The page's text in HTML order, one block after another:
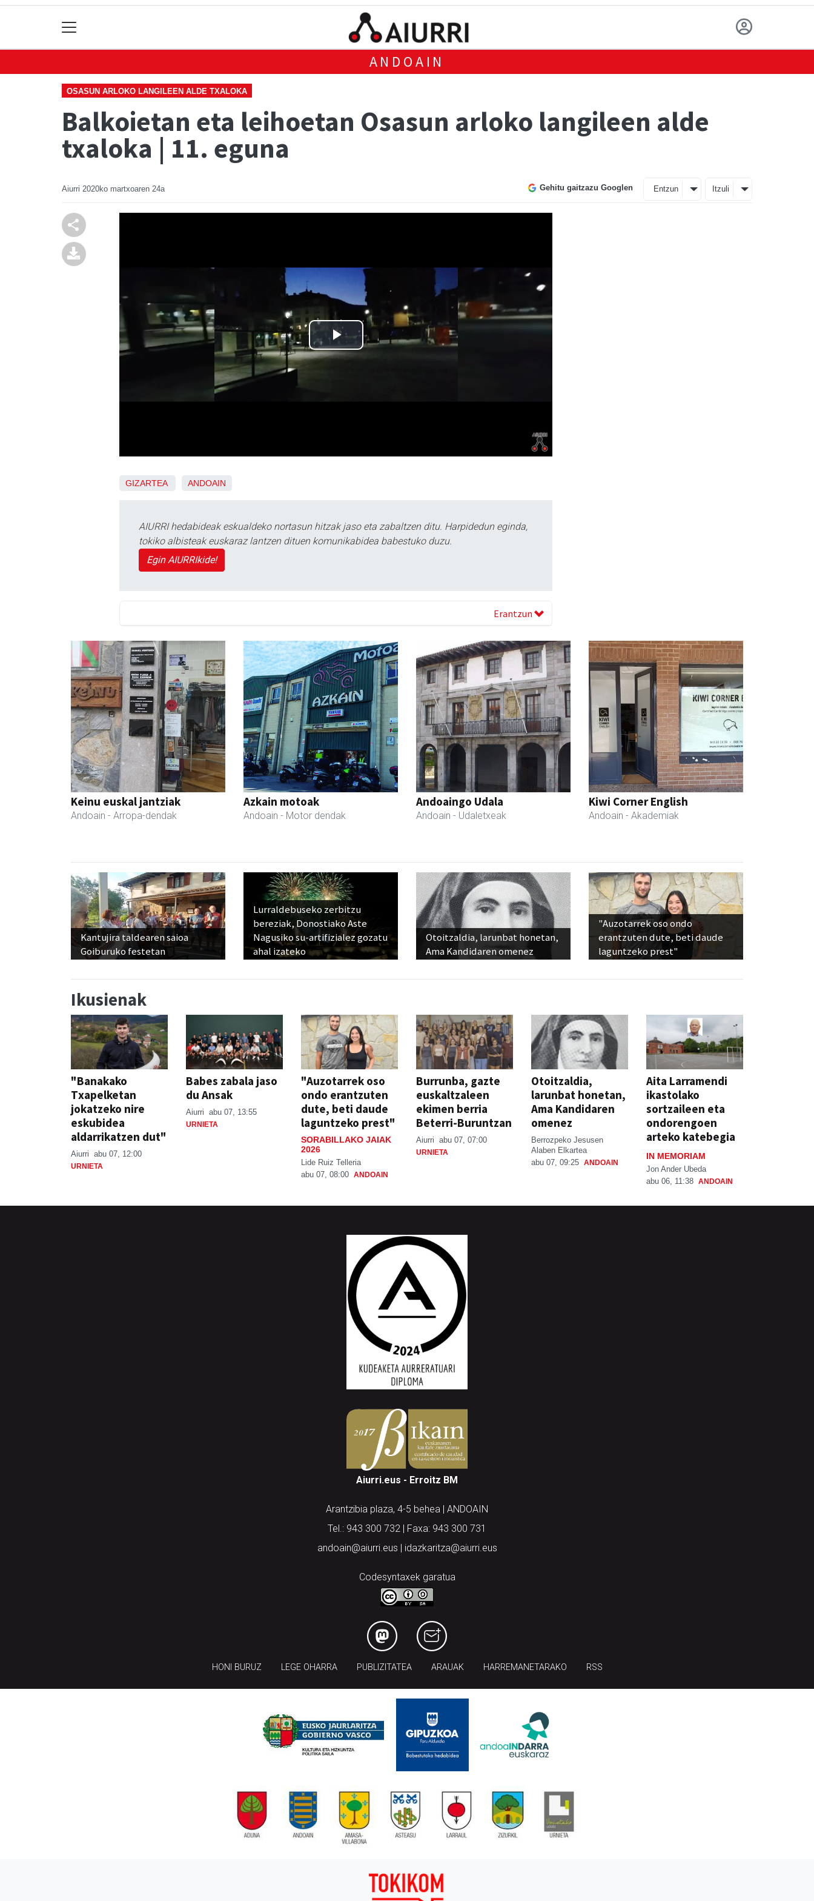
ANDOAIN
OSASUN ARLOKO LANGILEEN ALDE TXALOKA
Balkoietan eta leihoetan Osasun arloko langileen alde
txaloka | 11. eguna
Aiurri 2020ko martxoaren 24a Gehitu gaitzazu Googlen Entzun Itzuli
GIZARTEA ANDOAIN
AIURRI hedabideak eskualdeko nortasun hitzak jaso eta zabaltzen ditu. Harpidedun eginda,
tokiko albisteak euskaraz lantzen dituen komunikabidea babestuko duzu.
Egin AIURRIkide!
Erantzun
Keinu euskal jantziak
Andoain - Arropa-dendak
Azkain motoak
Andoain - Motor dendak
Andoaingo Udala
Andoain - Udaletxeak
Kiwi Corner English
Andoain - Akademiak
Kantujira taldearen saioa
Goiburuko festetan
Lurraldebuseko zerbitzu
bereziak, Donostiako Aste
Nagusiko su-artifizialez gozatu
ahal izateko
Otoitzaldia, larunbat honetan,
Ama Kandidaren omenez
"Auzotarrek oso ondo
erantzuten dute, beti daude
laguntzeko prest"
Ikusienak
"Banakako
Txapelketan
jokatzeko nire
eskubidea
aldarrikatzen dut"
Aiurri abu 07, 12:00
URNIETA
Babes zabala jaso
du Ansak
Aiurri abu 07, 13:55
URNIETA
"Auzotarrek oso
ondo erantzuten
dute, beti daude
laguntzeko prest"
SORABILLAKO JAIAK
2026
Lide Ruiz Telleria
abu 07, 08:00 ANDOAIN
Burrunba, gazte
euskaltzaleen
ekimen berria
Beterri-Buruntzan
Aiurri abu 07, 07:00
URNIETA
Otoitzaldia,
larunbat honetan,
Ama Kandidaren
omenez
Berrozpeko Jesusen
Alaben Elkartea
abu 07, 09:25 ANDOAIN
Aita Larramendi
ikastolako
sortzaileen eta
ondorengoen
arteko katebegia
IN MEMORIAM
Jon Ander Ubeda
abu 06, 11:38 ANDOAIN
Aiurri.eus - Erroitz BM
Arantzibia plaza, 4-5 behea | ANDOAIN
Tel.: 943 300 732 | Faxa: 943 300 731
andoain@aiurri.eus | idazkaritza@aiurri.eus
Codesyntaxek garatua
HONI BURUZ LEGE OHARRA PUBLIZITATEA ARAUAK HARREMANETARAKO RSS